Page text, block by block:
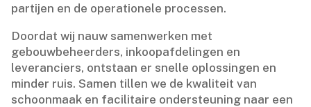
partijen en de operationele processen.​
Doordat wij nauw samenwerken met
gebouwbeheerders, inkoopafdelingen en
leveranciers, ontstaan er snelle oplossingen en
minder ruis.​ Samen tillen we de kwaliteit van
schoonmaak en facilitaire ondersteuning naar een